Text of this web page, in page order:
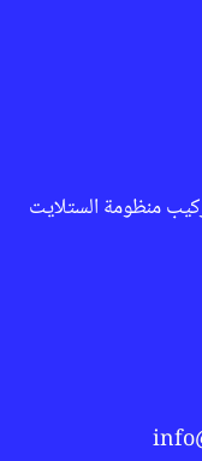
منظومة الستلايت